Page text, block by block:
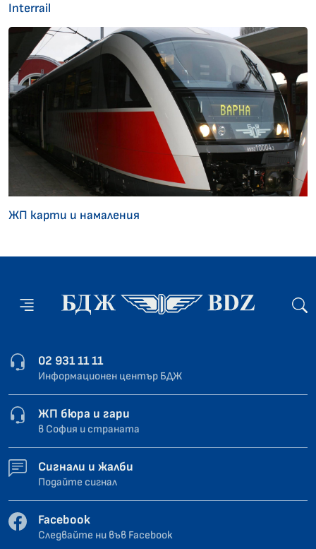
Interrail
ЖП карти и намаления
02 931 11 11
Информационен център БДЖ
ЖП бюра и гари
в София и страната
Сигнали и жалби
Подайте сигнал
Facebook
Следвайте ни във Facebook